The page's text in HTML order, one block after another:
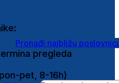
Pronađi najbližu
pregleda
pet, 8-16h)